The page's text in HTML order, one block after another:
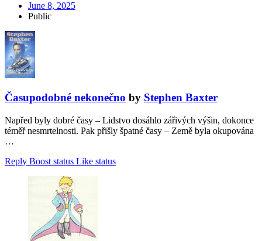
June 8, 2025
Public
Časupodobné nekonečno by Stephen Baxter
Napřed byly dobré časy – Lidstvo dosáhlo zářivých výšin, dokonce
téměř nesmrtelnosti. Pak přišly špatné časy – Země byla okupována
…
Reply Boost status Like status